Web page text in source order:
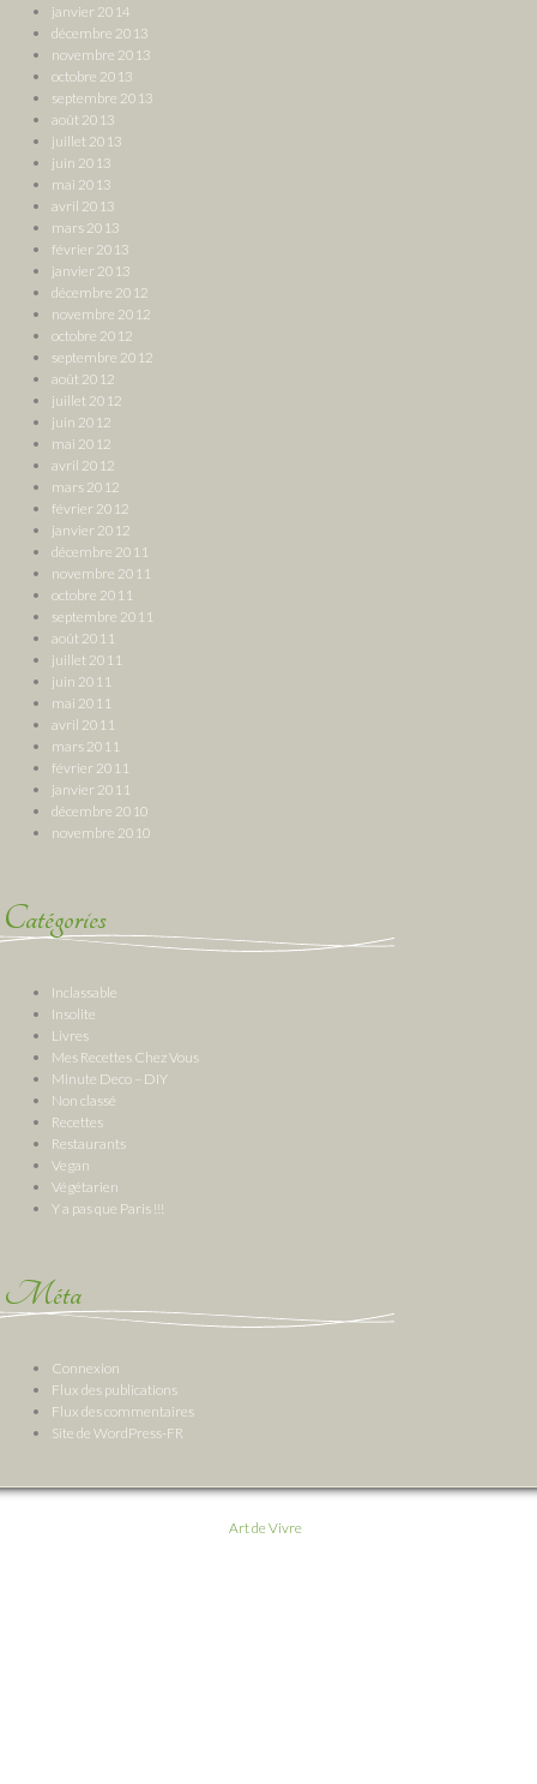
janvier 2014
décembre 2013
novembre 2013
octobre 2013
septembre 2013
août 2013
juillet 2013
juin 2013
mai 2013
avril 2013
mars 2013
février 2013
janvier 2013
décembre 2012
novembre 2012
octobre 2012
septembre 2012
août 2012
juillet 2012
juin 2012
mai 2012
avril 2012
mars 2012
février 2012
janvier 2012
décembre 2011
novembre 2011
octobre 2011
septembre 2011
août 2011
juillet 2011
juin 2011
mai 2011
avril 2011
mars 2011
février 2011
janvier 2011
décembre 2010
novembre 2010
Catégories
Inclassable
Insolite
Livres
Mes Recettes Chez Vous
Minute Deco – DIY
Non classé
Recettes
Restaurants
Vegan
Végétarien
Y a pas que Paris !!!
Méta
Connexion
Flux des publications
Flux des commentaires
Site de WordPress-FR
Art de Vivre